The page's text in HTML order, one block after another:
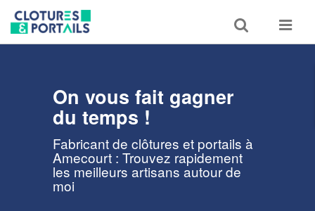
Toggle
search
Toggle
On vous fait gagner
du temps !
Fabricant de clôtures et portails à
Amecourt : Trouvez rapidement
les meilleurs artisans autour de
moi